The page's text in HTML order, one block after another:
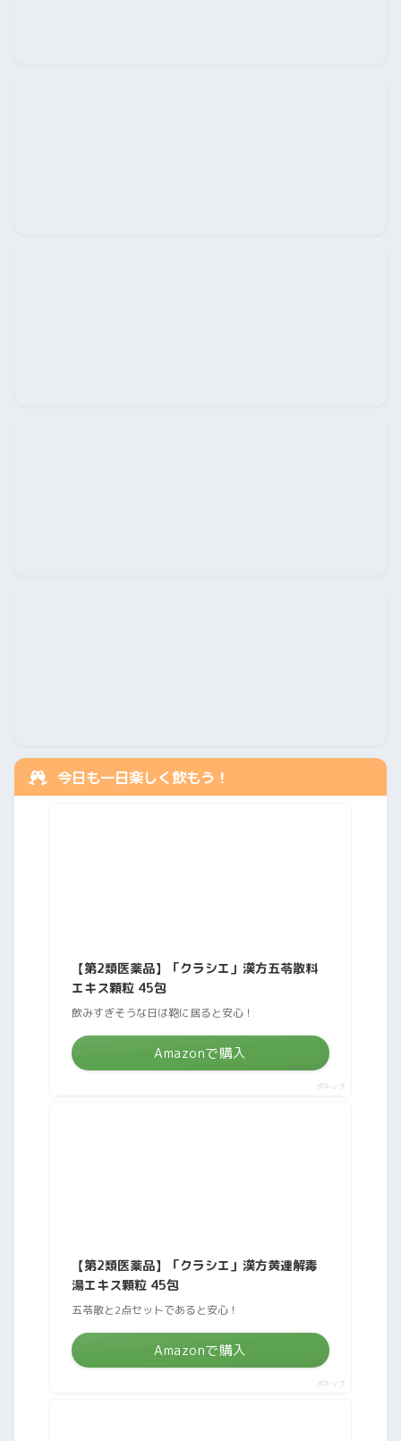
今日も一日楽しく飲もう！
【第2類医薬品】「クラシエ」漢方五苓散料
エキス顆粒 45包
飲みすぎそうな日は鞄に居ると安心！
Amazonで購入
ポチップ
【第2類医薬品】「クラシエ」漢方黄連解毒
湯エキス顆粒 45包
五苓散と2点セットであると安心！
Amazonで購入
ポチップ